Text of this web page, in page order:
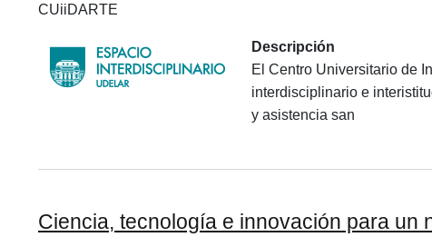
CUiiDARTE
Descripción
El Centro Universitario de
interdisciplinario e
y asistencia san
Ciencia, tecnología e innovación para un